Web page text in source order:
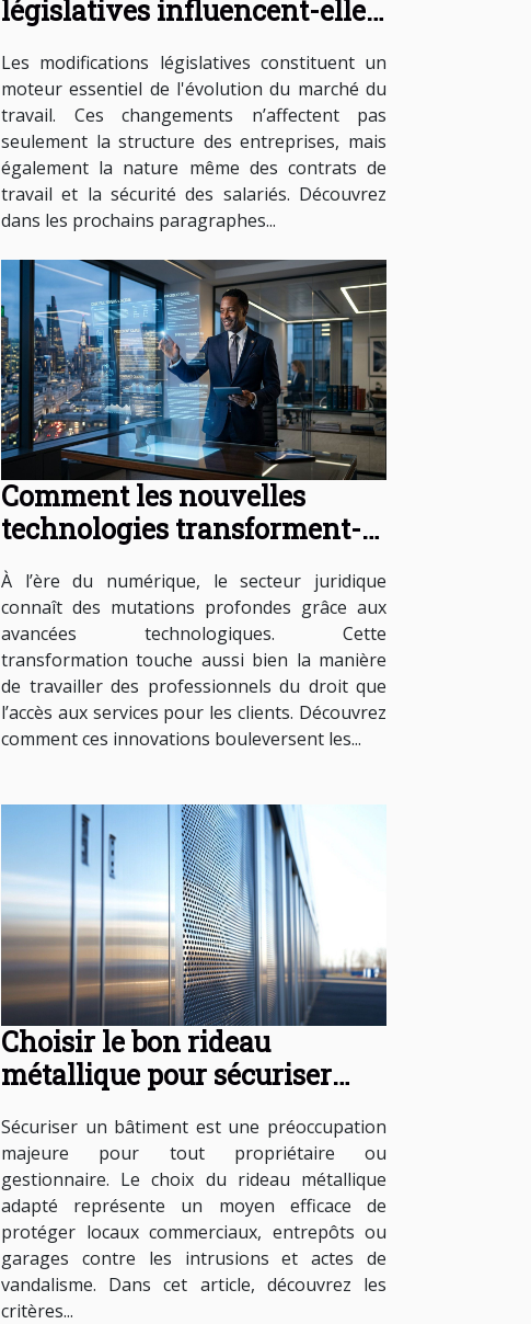
législatives influencent-elles
Les modifications législatives constituent un
moteur essentiel de l'évolution du marché du
travail. Ces changements n’affectent pas
seulement la structure des entreprises, mais
également la nature même des contrats de
travail et la sécurité des salariés. Découvrez
dans les prochains paragraphes...
Comment les nouvelles
technologies transforment-
elles les services juridiques ?
À l’ère du numérique, le secteur juridique
connaît des mutations profondes grâce aux
avancées technologiques. Cette
transformation touche aussi bien la manière
de travailler des professionnels du droit que
l’accès aux services pour les clients. Découvrez
comment ces innovations bouleversent les...
Choisir le bon rideau
métallique pour sécuriser
Sécuriser un bâtiment est une préoccupation
majeure pour tout propriétaire ou
gestionnaire. Le choix du rideau métallique
adapté représente un moyen efficace de
protéger locaux commerciaux, entrepôts ou
garages contre les intrusions et actes de
vandalisme. Dans cet article, découvrez les
critères...